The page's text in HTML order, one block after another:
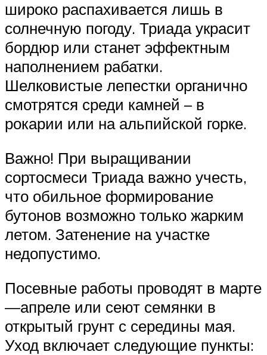
широко распахивается лишь в
солнечную погоду. Триада украсит
бордюр или станет эффектным
наполнением рабатки.
Шелковистые лепестки органично
смотрятся среди камней – в
рокарии или на альпийской горке.
Важно! При выращивании
сортосмеси Триада важно учесть,
что обильное формирование
бутонов возможно только жарким
летом. Затенение на участке
недопустимо.
Посевные работы проводят в марте
—апреле или сеют семянки в
открытый грунт с середины мая.
Уход включает следующие пункты: